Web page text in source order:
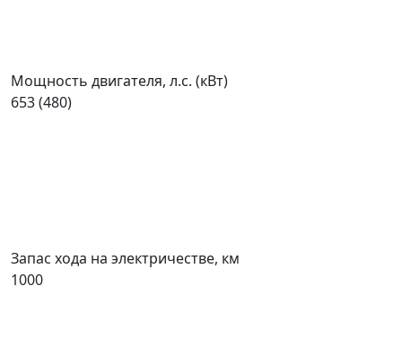
Мощность двигателя, л.с. (кВт)
653 (480)
Запас хода на электричестве, км
1000